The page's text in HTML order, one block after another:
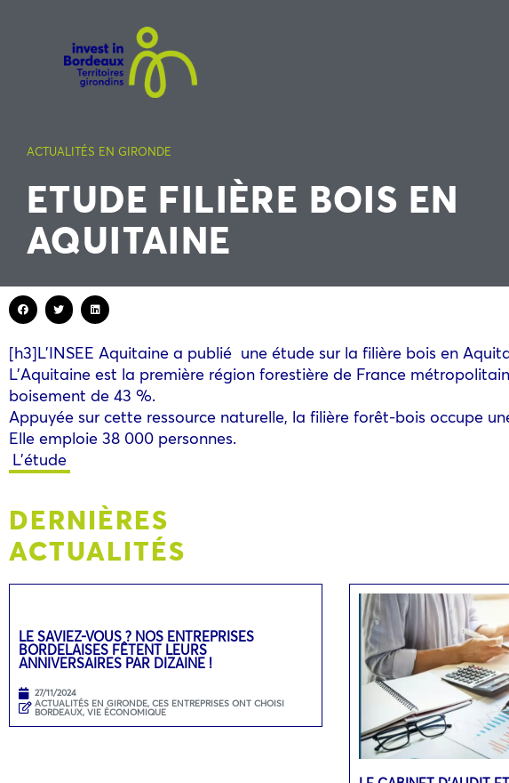
ACTUALITÉS EN GIRONDE
ETUDE FILIÈRE BOIS EN
AQUITAINE
[h3]L’INSEE Aquitaine a publié une étude sur la filière bois en
L’Aquitaine est la première région forestière de France
boisement de 43 %.
Appuyée sur cette ressource naturelle, la filière forêt-bois occupe
Elle emploie 38 000 personnes.
L’étude
DERNIÈRES
ACTUALITÉS
LE SAVIEZ-VOUS ? NOS ENTREPRISES
BORDELAISES FÊTENT LEURS
ANNIVERSAIRES PAR DIZAINE !
27/11/2024
ACTUALITÉS EN GIRONDE, CES ENTREPRISES ONT CHOISI
BORDEAUX, VIE ÉCONOMIQUE